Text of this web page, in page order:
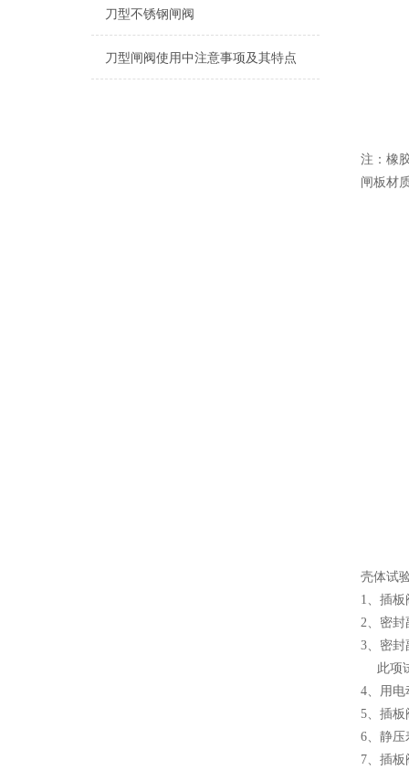
刀型不锈钢闸阀
刀型闸阀使用中注意事项及其特点
注：橡
闸板材
壳体试
1、插
2、密封
3、密封
此项
4、用电
5、插板
6、静压
7、插